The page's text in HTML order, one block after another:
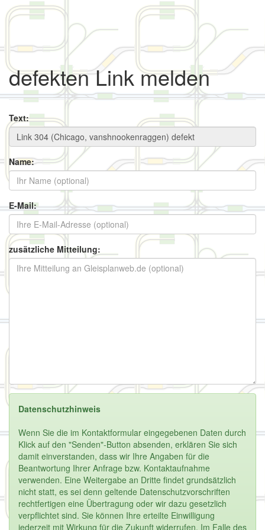
defekten Link melden
Text:
Name:
E-Mail:
zusätzliche Mitteilung:
Datenschutzhinweis
Wenn Sie die im Kontaktformular eingegebenen Daten durch
Klick auf den "Senden"-Button absenden, erklären Sie sich
damit einverstanden, dass wir Ihre Angaben für die
Beantwortung Ihrer Anfrage bzw. Kontaktaufnahme
verwenden. Eine Weitergabe an Dritte findet grundsätzlich
nicht statt, es sei denn geltende Datenschutzvorschriften
rechtfertigen eine Übertragung oder wir dazu gesetzlich
verpflichtet sind. Sie können Ihre erteilte Einwilligung
jederzeit mit Wirkung für die Zukunft widerrufen. Im Falle des